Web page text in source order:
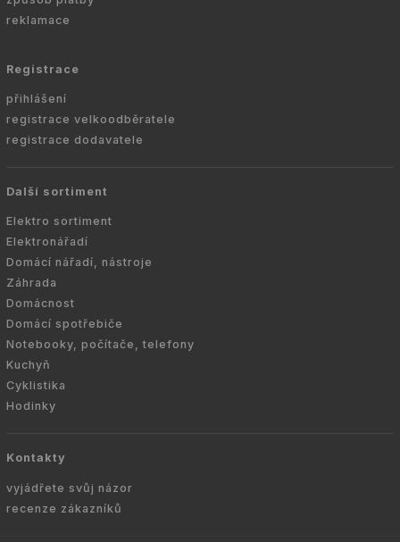
reklamace
Registrace
přihlášení
registrace velkoodběratele
registrace dodavatele
Další sortiment
Elektro sortiment
Elektronářadí
Domácí nářadí, nástroje
Záhrada
Domácnost
Domácí spotřebiče
Notebooky, počítače, telefony
Kuchyň
Cyklistika
Hodinky
Kontakty
vyjádřete svůj názor
recenze zákazníků